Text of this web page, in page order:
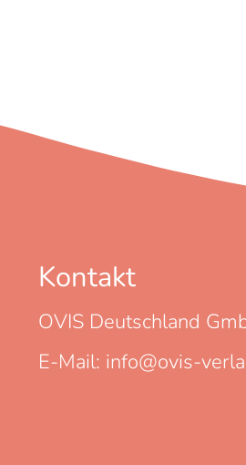
Kontakt
OVIS Deutschland
E-Mail: info@ovis-